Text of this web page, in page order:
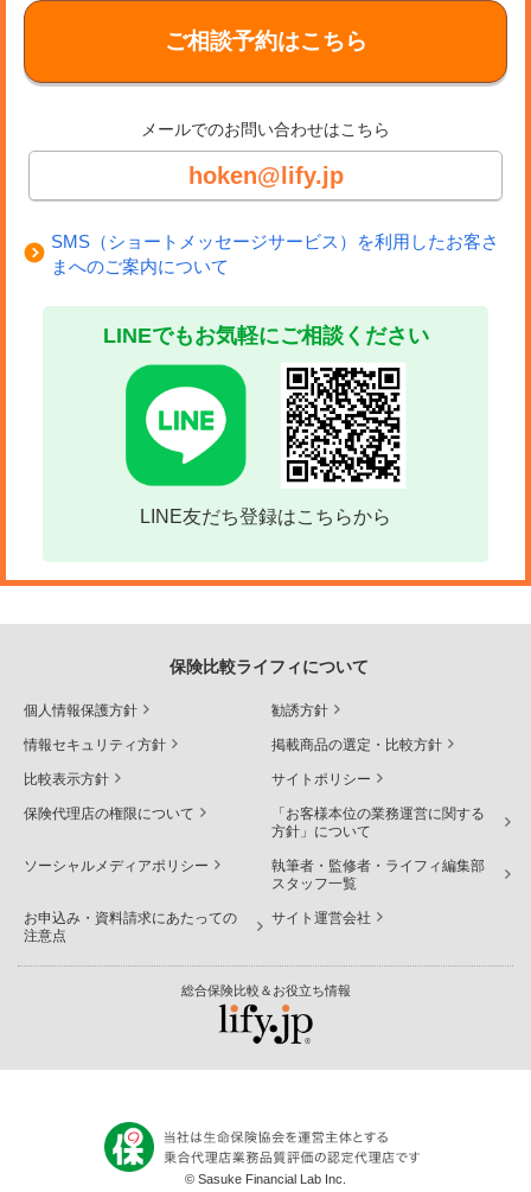
ご相談予約はこちら
メールでのお問い合わせはこちら
hoken@lify.jp
SMS（ショートメッセージサービス）を利用したお客さ
まへのご案内について
LINEでもお気軽にご相談ください
LINE友だち登録はこちらから
保険比較ライフィについて
個人情報保護方針 勧誘方針
情報セキュリティ方針 掲載商品の選定・比較方針
比較表示方針 サイトポリシー
保険代理店の権限について
「お客様本位の業務運営に関する
方針」について
ソーシャルメディアポリシー
執筆者・監修者・ライフィ編集部
スタッフ一覧
お申込み・資料請求にあたっての
注意点
サイト運営会社
総合保険比較＆お役立ち情報
© Sasuke Financial Lab Inc.